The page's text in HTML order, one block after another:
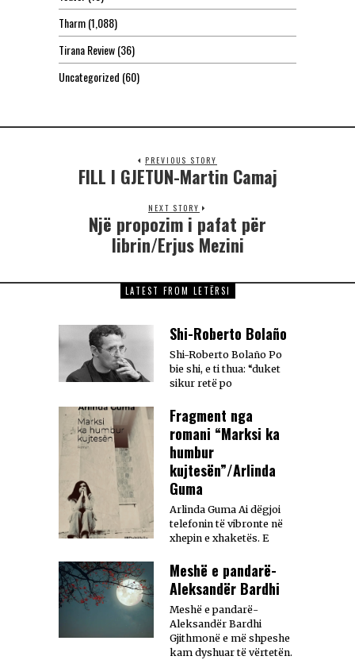
Tharm(1,088)
Tirana Review(36)
Uncategorized (60)
PREVIOUS STORY
FILL I GJETUN-Martin Camaj
NEXT STORY
Një propozim i pafat për
librin/Erjus Mezini
LATEST FROM LETËRSI
Shi-Roberto Bolaño
Shi-Roberto Bolaño Po
bie shi, e ti thua: “duket
sikur retë po
Fragment nga
romani “Marksi ka
humbur
kujtesën”/Arlinda
Guma
Arlinda Guma Ai dëgjoi
telefonin të vibronte në
xhepin e xhaketës. E
Meshë e pandarë-
Aleksandër Bardhi
Meshë e pandarë-
Aleksandër Bardhi
Gjithmonë e më shpeshe
kam dyshuar të vërtetën.